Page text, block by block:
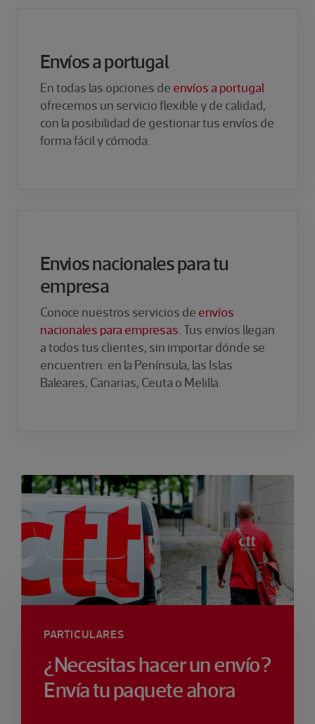
Envíos a portugal
En todas las opciones de envíos a portugal
ofrecemos un servicio flexible y de calidad,
con la posibilidad de gestionar tus envíos de
forma fácil y cómoda.
Envios nacionales para tu
empresa
Conoce nuestros servicios de envíos
nacionales para empresas . Tus envíos llegan
a todos tus clientes, sin importar dónde se
encuentren: en la Península, las Islas
Baleares, Canarias, Ceuta o Melilla. ​
PARTICULARES
¿Necesitas hacer un envío?
Envía tu paquete ahora